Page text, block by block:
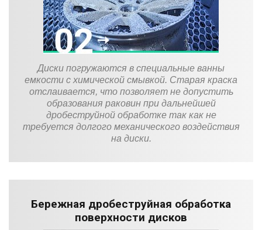
Диски погружаются в специальные ванны
емкости с химической смывкой. Старая краска
отслаивается, что позволяет не допустить
образования раковин при дальнейшей
дробеструйной обработке так как не
требуется долгого механического воздействия
на диски.
Бережная дробеструйная обработка
поверхности дисков